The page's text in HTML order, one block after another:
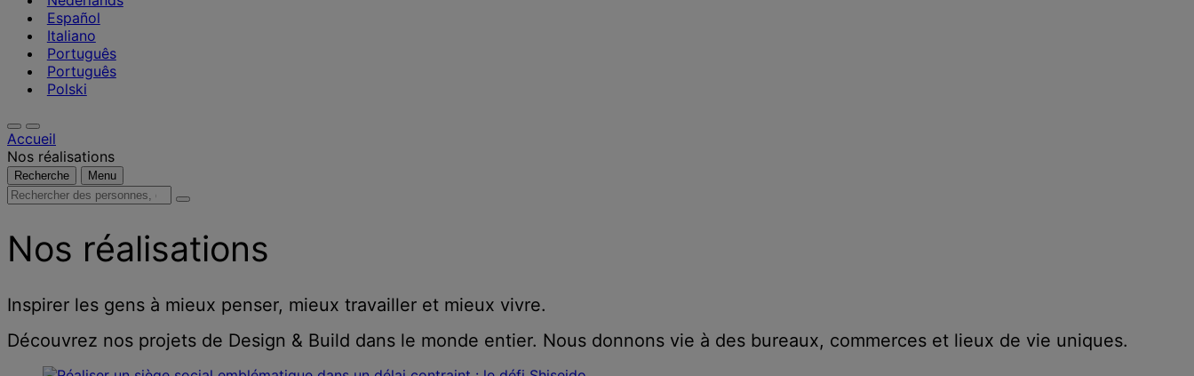
Español
Italiano
Português
Português
Polski
Accueil
Nos réalisations
Recherche Menu
Rechercher
des
lieux,
actualités
des
Nos réalisations
Inspirer les gens à mieux penser, mieux travailler et mieux vivre.
Découvrez nos projets de Design & Build dans le monde entier. Nous donnons vie à des bureaux, commerces et lieux de vie uniques.